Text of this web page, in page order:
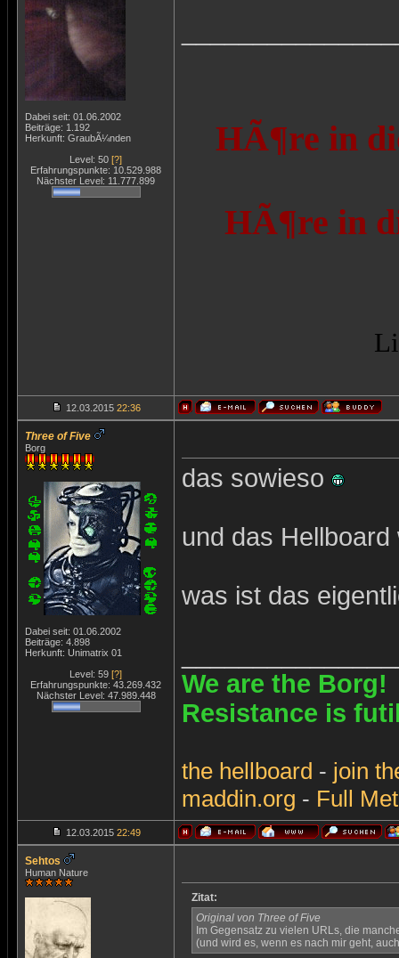
Dabei seit: 01.06.2002
Beiträge: 1.192
Herkunft: GraubÃ¼nden
Level: 50 [?]
Erfahrungspunkte: 10.529.988
Nächster Level: 11.777.899
HÃ¶re in
HÃ¶re in
12.03.2015 22:36
Three of Five
Borg
Dabei seit: 01.06.2002
Beiträge: 4.898
Herkunft: Unimatrix 01
Level: 59 [?]
Erfahrungspunkte: 43.269.432
Nächster Level: 47.989.448
das sowieso
und das
was ist das
We are the Borg!
Resistance is
the hellboard - join
maddin.org - Full
12.03.2015 22:49
Sehtos
Human Nature
Zitat:
Original von Three of Five
Im Gegensatz zu vielen URLs, die
(und wird es, wenn es nach mir geht,